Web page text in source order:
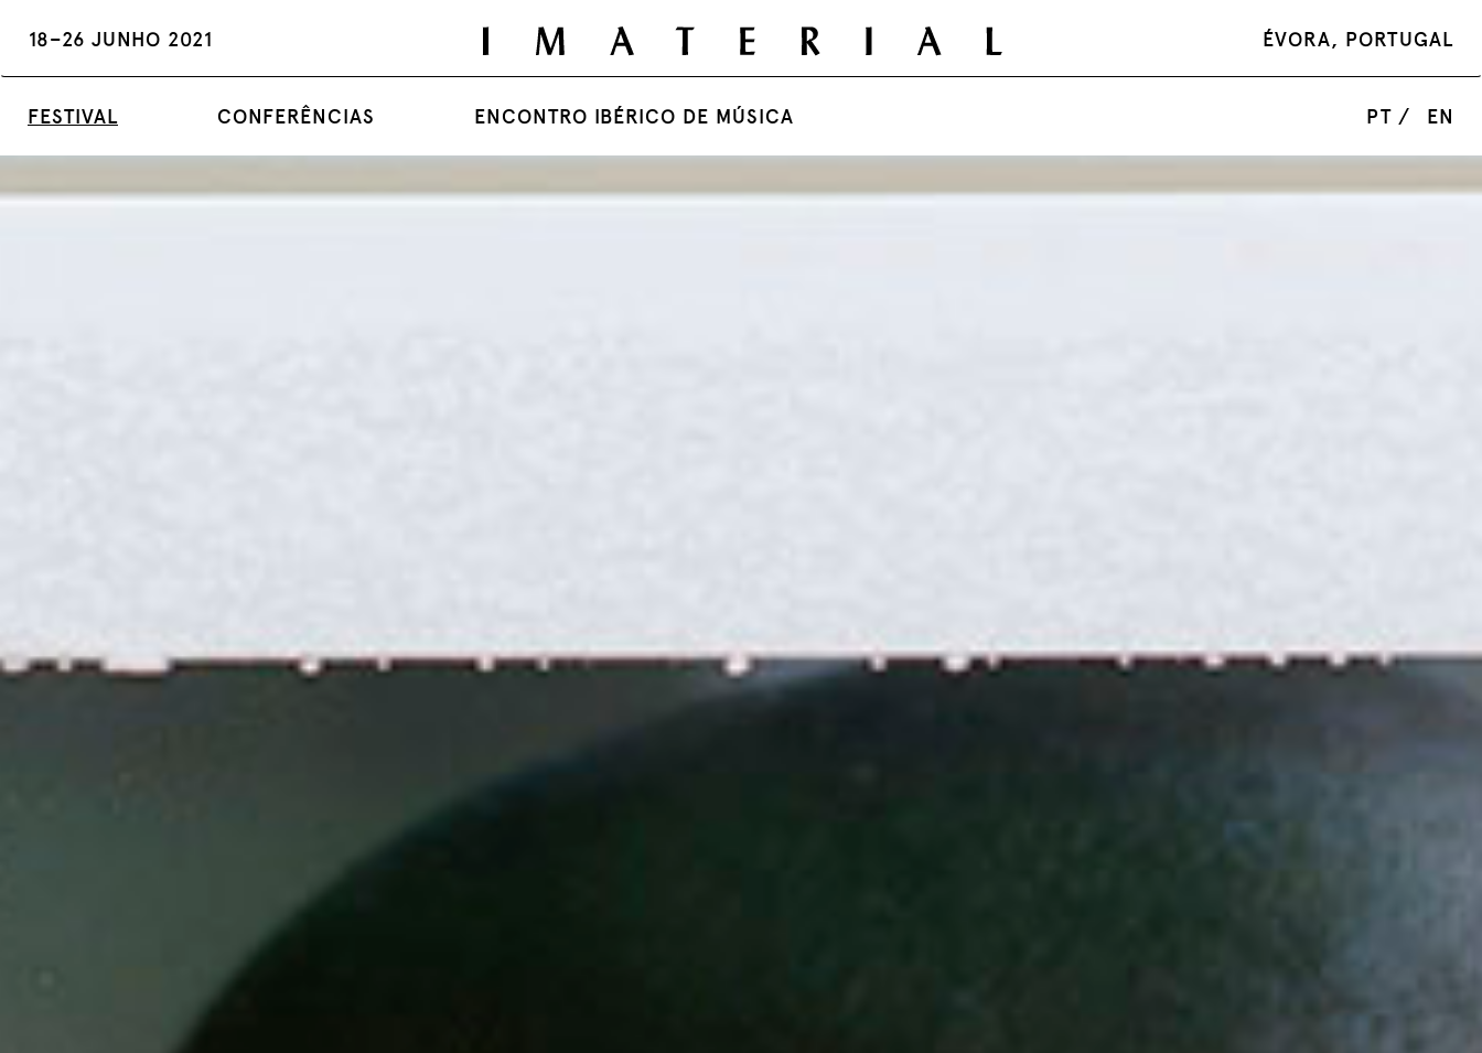
18–26 JUNHO 2021 ÉVORA, PORTUGAL
FESTIVAL CONFERÊNCIAS ENCONTRO IBÉRICO DE MÚSICA PT / EN